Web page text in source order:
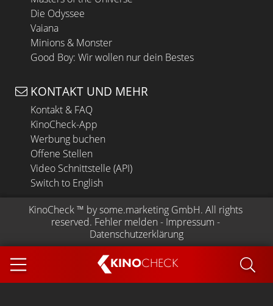
KINOCHECK
Die Odyssee
Vaiana
Minions & Monster
Good Boy: Wir wollen nur dein Bestes
KONTAKT UND MEHR
Kontakt & FAQ
KinoCheck-App
Werbung buchen
Offene Stellen
Video Schnittstelle (API)
Switch to English
KinoCheck ™ by some.marketing GmbH. All rights
reserved. Fehler melden - Impressum -
Datenschutzerklärung